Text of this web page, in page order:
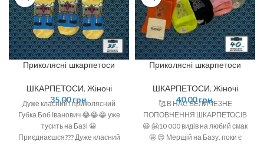
Приколясні шкарпетоси
ШКАРПЕТОСИ, Жіночі
35,00грн.
Дуже класний і приколясний
Губка Боб Іванович 😂😂😂 уже
тусить на Базі 😀
Приєднаєшся??? Дуже класний
Приколясні шкарпетоси
ШКАРПЕТОСИ, Жіночі
40,00грн.
🥰 В НАС ВЕЛИЧЕЗНЕ
ПОПОВНЕННЯ ШКАРПЕТОСІВ
😃 🤗10 000 видів на любий смак
🤩 😍 Мерщій на Базу, поки є